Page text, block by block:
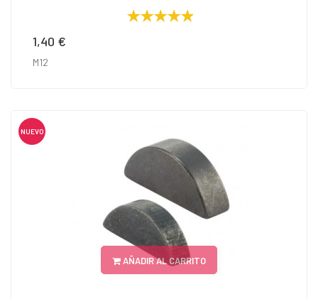
Precio
1,40 €
M12
NUEVO
AÑADIR AL CARRITO